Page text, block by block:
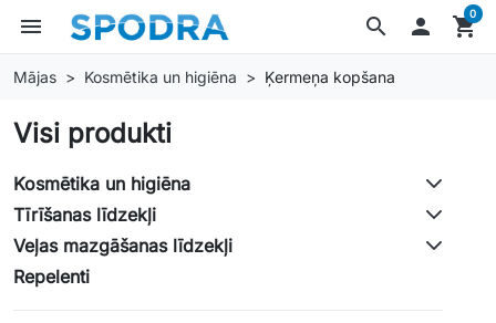
search
menu  shopping_cart
0
Mājas Kosmētika un higiēna Ķermeņa kopšana
Visi produkti
Kosmētika un higiēna
Tīrīšanas līdzekļi
Veļas mazgāšanas līdzekļi
Repelenti